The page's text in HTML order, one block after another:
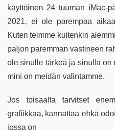
käyttöinen 24 tuuman iMac-
2021, ei ole parempaa
Kuten teimme kuitenkin
paljon paremman vastineen
ole sinulle tärkeä ja sinulla on
mini on meidän valintamme.
Jos toisaalta tarvitset
grafiikkaa, kannattaa ehkä
jossa on